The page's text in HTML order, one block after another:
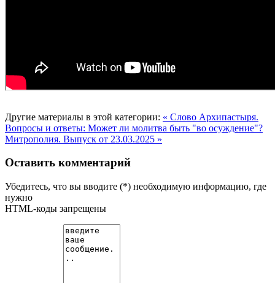
Другие материалы в этой категории: « Слово Архипастыря.
Вопросы и ответы: Может ли молитва быть "во осуждение"?
Митрополия. Выпуск от 23.03.2025 »
Оставить комментарий
Убедитесь, что вы вводите (*) необходимую информацию, где
нужно
HTML-коды запрещены